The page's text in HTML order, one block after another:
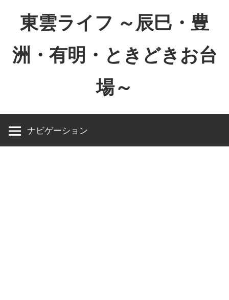
東雲ライフ ～辰巳・豊
洲・有明・ときどきお台
場～
ラ
ナビゲーション